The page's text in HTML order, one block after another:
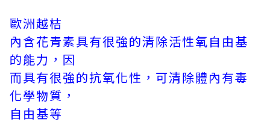
歐洲越桔
內含花青素具有很強的清除活性氧自由基
的能力，因
而具有很強的抗氧化性，可清除體內有毒
化學物質，
自由基等